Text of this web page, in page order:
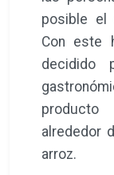
magnífica
constatar
albergar
formato,
hostelero